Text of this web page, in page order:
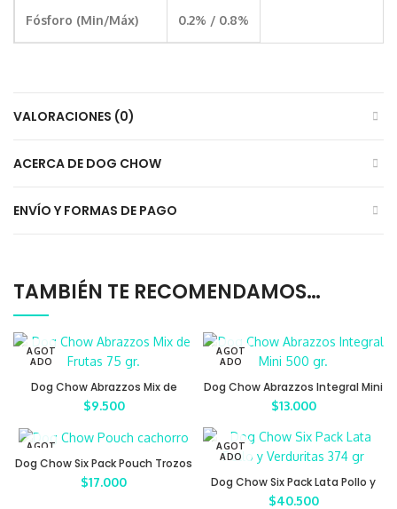
Fósforo (Min/Máx) 0.2% / 0.8%
VALORACIONES (0)
ACERCA DE DOG CHOW
ENVÍO Y FORMAS DE PAGO
TAMBIÉN TE RECOMENDAMOS…
AGOT
ADO
Dog Chow Abrazzos Mix de
Frutas 75 gr.
$9.500
AGOT
ADO
Dog Chow Abrazzos Integral Mini
500 gr.
$13.000
AGOT
Dog Chow Six Pack Pouch Trozos
De Pollo Para Cachorros
$17.000
AGOT
ADO
Dog Chow Six Pack Lata Pollo y
Verduritas 374 gr
$40.500